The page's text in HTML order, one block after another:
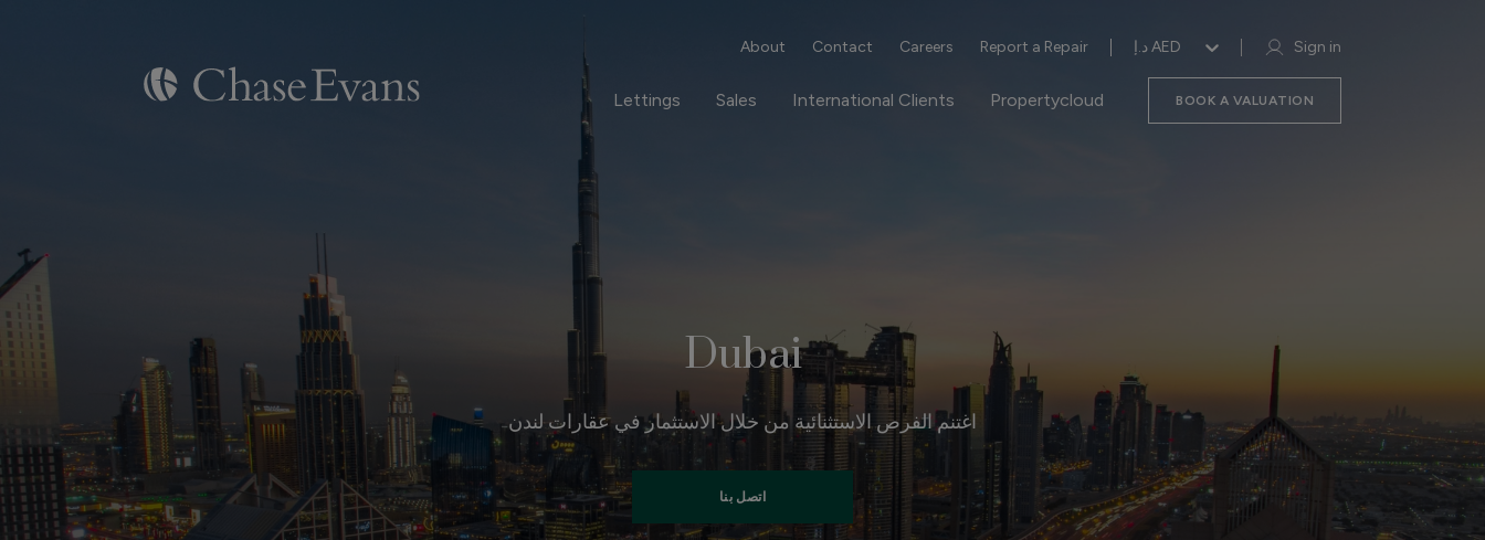
About Contact Careers Report a Repair د.إ AED Sign in
Lettings Sales International Clients Propertycloud BOOK A VALUATION
Dubai
اغتنم الفرص الاستثنائية من خلال الاستثمار في عقارات لندن
اتصل بنا